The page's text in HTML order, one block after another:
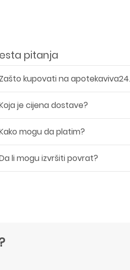
pitanja
Zašto kupovati na
je cijena dostave?
mogu da platim?
li mogu izvršiti povrat?